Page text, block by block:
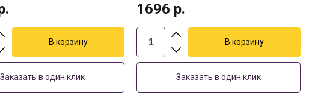
Заказать в один клик
1696 р.
Заказать в один клик